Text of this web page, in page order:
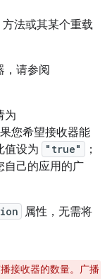
方法或其某个重载
，请参阅
为
您希望接收器能
值设为
"true"
；
自己的应用的广
属性，无需将
接收器的数量。广播